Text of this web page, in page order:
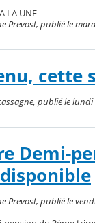
A LA UNE
Prevost, publié le
cette
publié le
Demi-
Prevost, publié le